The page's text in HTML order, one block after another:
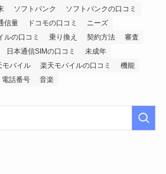
ソフトバンク
ソフトバンクの口コミ
信量 ドコモの口コミ
ニーズ
ルの口コミ 乗り換え 契約方法
審査
日本通信SIMの口コミ
未成年
モバイル 楽天モバイルの口コミ
機能
電話番号 音楽